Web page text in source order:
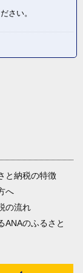
と納税の特徴
へ
の流れ
ANAのふるさと
さい。